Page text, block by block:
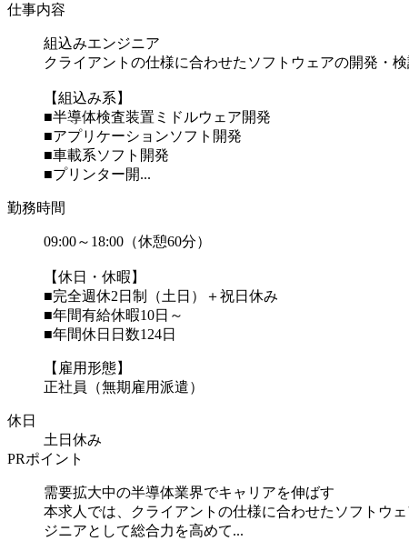
仕事内容
組込みエンジニア
クライアントの仕様に合わせたソフトウェアの開発・
【組込み系】
■半導体検査装置ミドルウェア開発
■アプリケーションソフト開発
■車載系ソフト開発
■プリンター開...
勤務時間
09:00～18:00（休憩60分）
【休日・休暇】
■完全週休2日制（土日）＋祝日休み
■年間有給休暇10日～
■年間休日日数124日
【雇用形態】
正社員（無期雇用派遣）
休日
土日休み
PRポイント
需要拡大中の半導体業界でキャリアを伸ばす
本求人では、クライアントの仕様に合わせたソフトウ
ジニアとして総合力を高めて...